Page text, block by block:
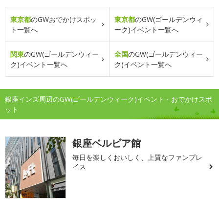
東京都のGWおでかけスポッ
ト一覧へ
東京都のGW(ゴールデンウィ
ーク)イベント一覧へ
関東のGW(ゴールデンウィー
ク)イベント一覧へ
全国のGW(ゴールデンウィー
ク)イベント一覧へ
銀座インズ周辺のGW(ゴールデンウィーク)イベント・おでかけスポ
ット
銀座ベルビア館
毎日を楽しくおいしく、上質なファンプレ
イス